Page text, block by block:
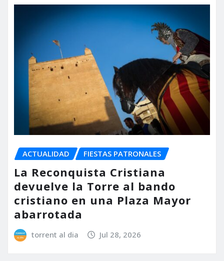
ACTUALIDAD FIESTAS PATRONALES
La Reconquista Cristiana
devuelve la Torre al bando
cristiano en una Plaza Mayor
abarrotada
torrent al dia Jul 28, 2026